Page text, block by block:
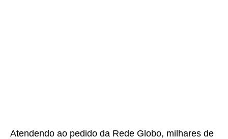
Atendendo ao pedido da Rede Globo, milhares de